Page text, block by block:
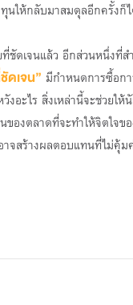
นให้กลับมาสมดุลอีกครั้งก็
ชัดเจนแล้ว อีกส่วนหนึ่งที่
เจน” มีกำหนดการซื้อกา
งอะไร สิ่งเหล่านี้จะช่วยใ
องตลาดที่จะทำให้จิตใจขอ
จสร้างผลตอบแทนที่ไม่คุ้ม